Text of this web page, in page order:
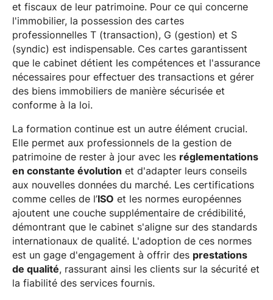
et fiscaux de leur patrimoine. Pour ce qui concerne
l'immobilier, la possession des cartes
professionnelles T (transaction), G (gestion) et S
(syndic) est indispensable. Ces cartes garantissent
que le cabinet détient les compétences et l'assurance
nécessaires pour effectuer des transactions et gérer
des biens immobiliers de manière sécurisée et
conforme à la loi.
La formation continue est un autre élément crucial.
Elle permet aux professionnels de la gestion de
patrimoine de rester à jour avec les réglementations
en constante évolution et d'adapter leurs conseils
aux nouvelles données du marché. Les certifications
comme celles de l’ISO et les normes européennes
ajoutent une couche supplémentaire de crédibilité,
démontrant que le cabinet s'aligne sur des standards
internationaux de qualité. L'adoption de ces normes
est un gage d'engagement à offrir des prestations
de qualité, rassurant ainsi les clients sur la sécurité et
la fiabilité des services fournis.